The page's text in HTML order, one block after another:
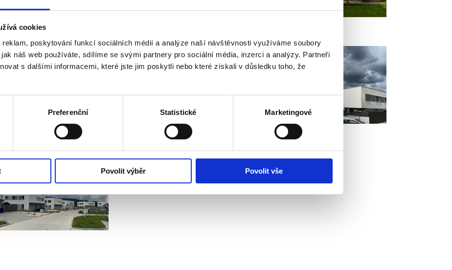
cookies
reklam, poskytování funkcí sociálních médií a analýze naší návštěvnosti využíváme soubory
náš web používáte, sdílíme se svými partnery pro sociální média, inzerci a analýzy. Partneři
s dalšími informacemi, které jste jim poskytli nebo které získali v důsledku toho, že
Preferenční Statistické Marketingové
Povolit výběr Povolit vše